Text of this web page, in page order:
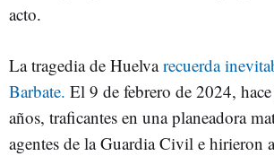
acto.
La tragedia de Huelvarecuerda
Barbate. El 9 de febrero de 2024,
años, traficantes en una planeadora
agentes de la Guardia Civil e hirieron